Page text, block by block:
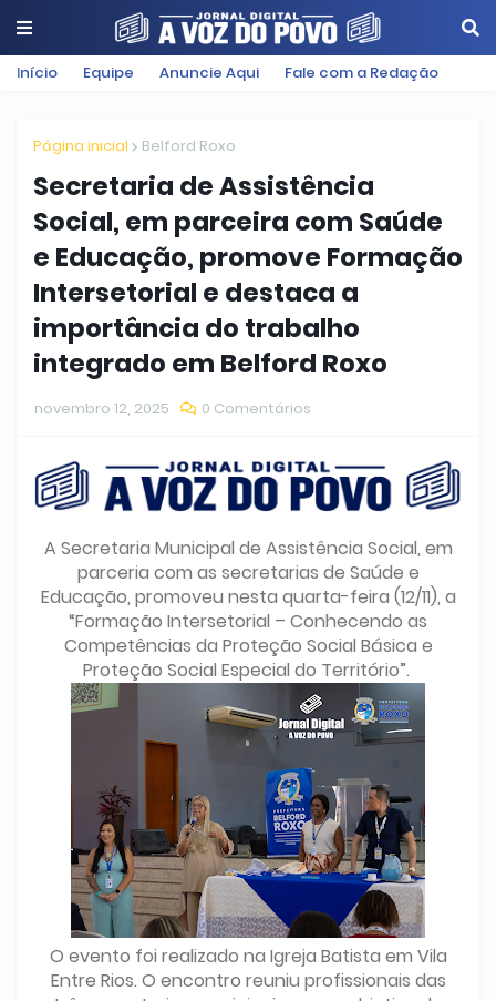
Início Equipe Anuncie Aqui Fale com a Redação
Página inicial Belford Roxo
Secretaria de Assistência
Social, em parceira com Saúde
e Educação, promove Formação
Intersetorial e destaca a
importância do trabalho
integrado em Belford Roxo
novembro 12, 2025 0 Comentários
A Secretaria Municipal de Assistência Social, em
parceria com as secretarias de Saúde e
Educação, promoveu nesta quarta-feira (12/11), a
“Formação Intersetorial – Conhecendo as
Competências da Proteção Social Básica e
Proteção Social Especial do Território”.
O evento foi realizado na Igreja Batista em Vila
Entre Rios. O encontro reuniu profissionais das